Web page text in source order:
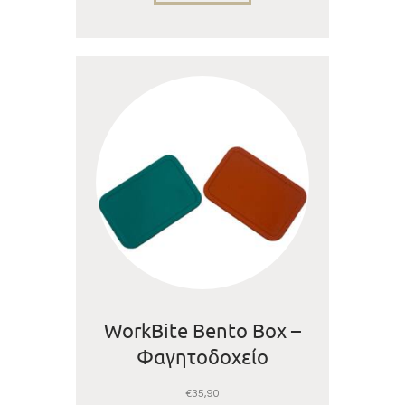
WorkBite Bento Box –
Φαγητοδοχείο
€35,90